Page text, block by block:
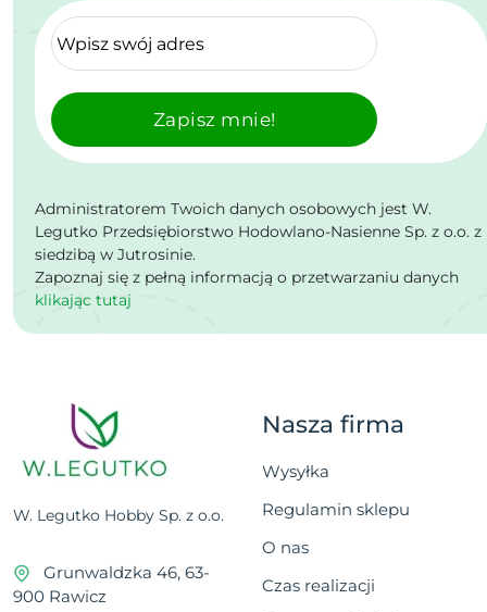
Zapisz mnie!
Administratorem Twoich danych osobowych jest W.
Legutko Przedsiębiorstwo Hodowlano-Nasienne Sp. z o.o. z
siedzibą w Jutrosinie.
Zapoznaj się z pełną informacją o przetwarzaniu danych
klikając tutaj
W. Legutko Hobby Sp. z o.o.
Grunwaldzka 46, 63-
900 Rawicz
Nasza firma
Wysyłka
Regulamin sklepu
O nas
Czas realizacji